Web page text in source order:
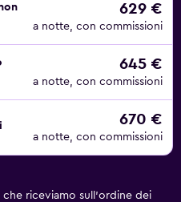
629 €
a notte, con commissioni
645 €
a notte, con commissioni
670 €
a notte, con commissioni
riceviamo sull'ordine dei